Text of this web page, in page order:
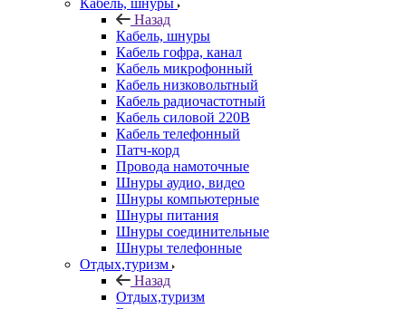
Кабель, шнуры
Назад
Кабель, шнуры
Кабель гофра, канал
Кабель микрофонный
Кабель низковольтный
Кабель радиочастотный
Кабель силовой 220В
Кабель телефонный
Патч-корд
Провода намоточные
Шнуры аудио, видео
Шнуры компьютерные
Шнуры питания
Шнуры соединительные
Шнуры телефонные
Отдых,туризм
Назад
Отдых,туризм